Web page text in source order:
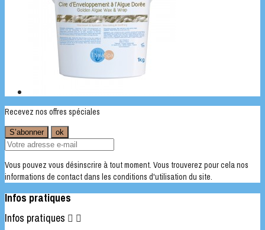
Recevez nos offres spéciales
Vous pouvez vous désinscrire à tout moment. Vous trouverez pour cela nos
informations de contact dans les conditions d'utilisation du site.
Infos pratiques
Infos pratiques  